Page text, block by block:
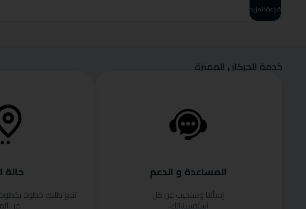
قراءة المزيد
خدمة الحركان المميزة
المساعدة و الدعم
إسألنا وسنجيب عن كل
استفساراتك.
حالة
تتبع طلبك خطوة
من